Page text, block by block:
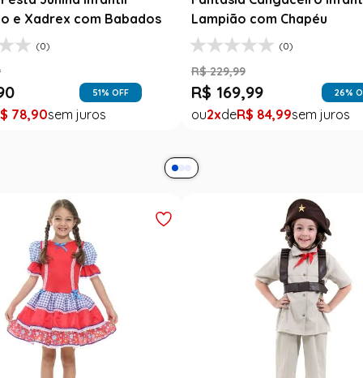
e Xadrex com Babados
(0)
51% OFF
78,90
Lampião com Chapéu
(0)
R$ 229,99
R$ 169,99 26%
2 R$ 84,99